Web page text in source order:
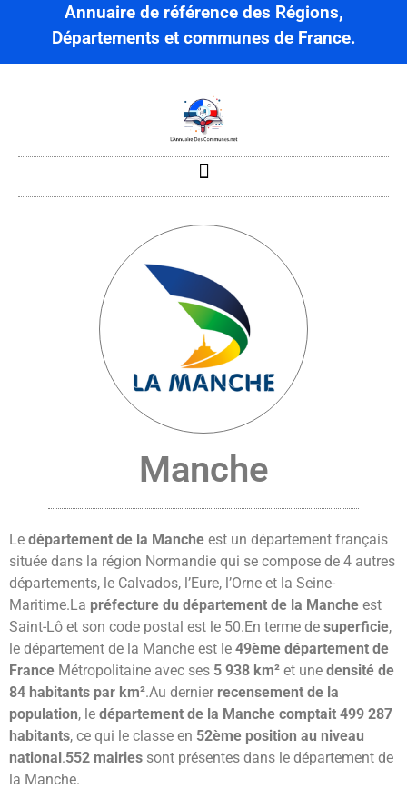
Annuaire de référence des Régions,
Départements et communes de France.
Manche
Le département de la Manche est un département français
située dans la région Normandie qui se compose de 4 autres
départements, le Calvados, l’Eure, l’Orne et la Seine-
Maritime.La préfecture du département de la Manche est
Saint-Lô et son code postal est le 50.En terme de superficie,
le département de la Manche est le 49ème département de
France Métropolitaine avec ses 5 938 km² et une densité de
84 habitants par km².Au dernier recensement de la
population, le département de la Manche comptait 499 287
habitants, ce qui le classe en 52ème position au niveau
national.552 mairies sont présentes dans le département de
la Manche.